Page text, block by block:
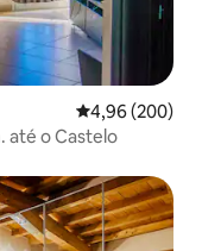
4,96 de uma
4,96 (200)
até o Castelo